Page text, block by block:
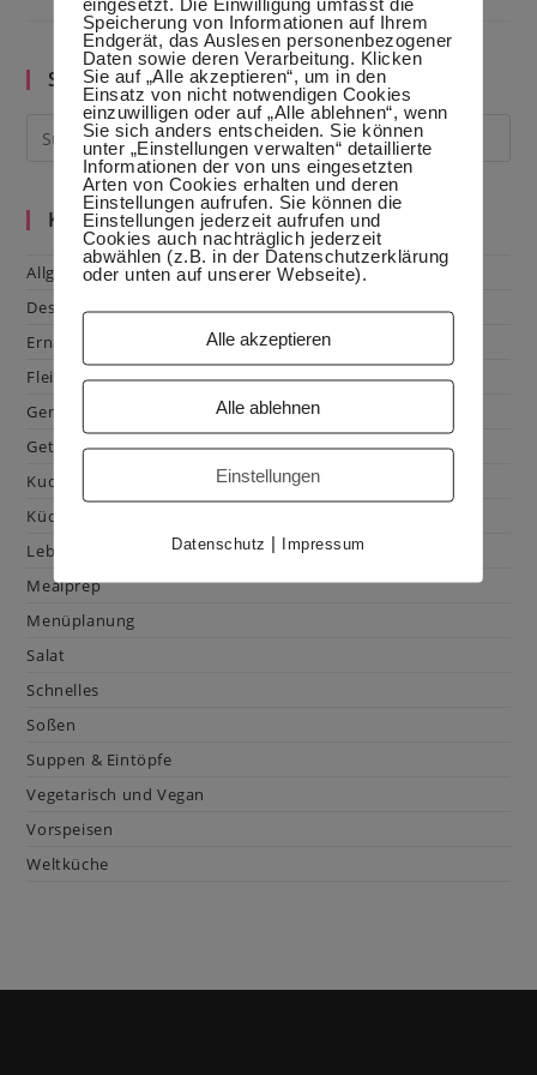
Suche im Blog
Kategorien
Allgemein
Dessert
Ernährung
Fleisch & Geflügel
Gemüse
Getränke
Kuchen & Gebäck
Küchenhacks
Lebensmittelkunde
Mealprep
Menüplanung
Salat
Schnelles
Soßen
Suppen & Eintöpfe
Vegetarisch und Vegan
Vorspeisen
Weltküche
Speicherung von Informationen auf Ihrem
Endgerät, das Auslesen personenbezogener
Daten sowie deren Verarbeitung. Klicken
Sie auf „Alle akzeptieren“, um in den
Einsatz von nicht notwendigen Cookies
einzuwilligen oder auf „Alle ablehnen“, wenn
Sie sich anders entscheiden. Sie können
unter „Einstellungen verwalten“ detaillierte
Informationen der von uns eingesetzten
Arten von Cookies erhalten und deren
Einstellungen aufrufen. Sie können die
Einstellungen jederzeit aufrufen und
Cookies auch nachträglich jederzeit
abwählen (z.B. in der Datenschutzerklärung
oder unten auf unserer Webseite).
Alle akzeptieren
Alle ablehnen
Einstellungen
Datenschutz | Impressum